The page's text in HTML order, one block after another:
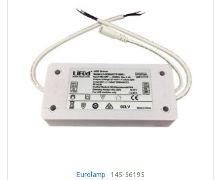
Eurolamp 145-56195